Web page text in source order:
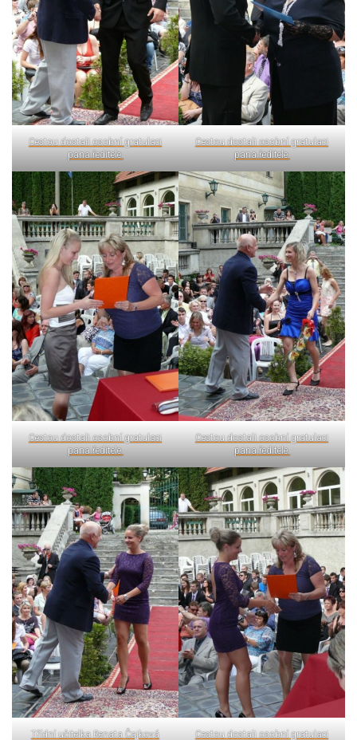
Cestou dostali osobní gratulaci
pana ředitele.
Cestou dostali osobní gratulaci
pana ředitele.
Cestou dostali osobní gratulaci
pana ředitele.
Cestou dostali osobní gratulaci
pana ředitele.
Třídní učitelka Renata Čajková Cestou dostali osobní gratulaci